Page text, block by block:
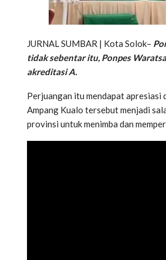
JURNAL SUMBAR | Kota Solok–
tidak sebentar itu, Ponpes
akreditasi A.
Perjuangan itu mendapat apresiasi
Ampang Kualo tersebut menjadi
provinsi untuk menimba dan